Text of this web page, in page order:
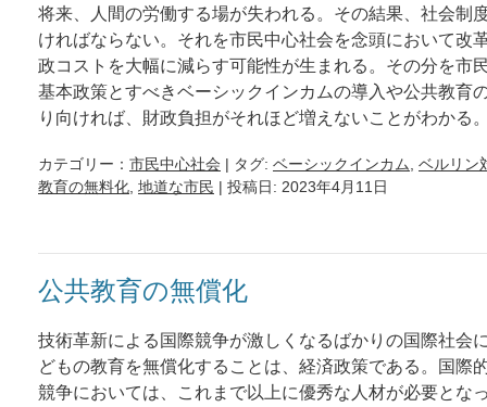
将来、人間の労働する場が失われる。その結果、社会制
ければならない。それを市民中心社会を念頭において改
政コストを大幅に減らす可能性が生まれる。その分を市
基本政策とすべきベーシックインカムの導入や公共教育
り向ければ、財政負担がそれほど増えないことがわかる
カテゴリー： 市民中心社会 | タグ: ベーシックインカム
ベルリン
教育の無料化 地道な市民 | 投稿日: 2023年4月11日
公共教育の無償化
技術革新による国際競争が激しくなるばかりの国際社会
どもの教育を無償化することは、経済政策である。国際
競争においては、これまで以上に優秀な人材が必要とな